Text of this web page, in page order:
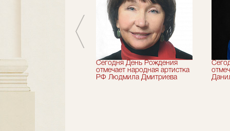
искусств
Николай Максимов
Сегодня День Рождения
отмечает народная артистка
РФ Людмила Дмитриева